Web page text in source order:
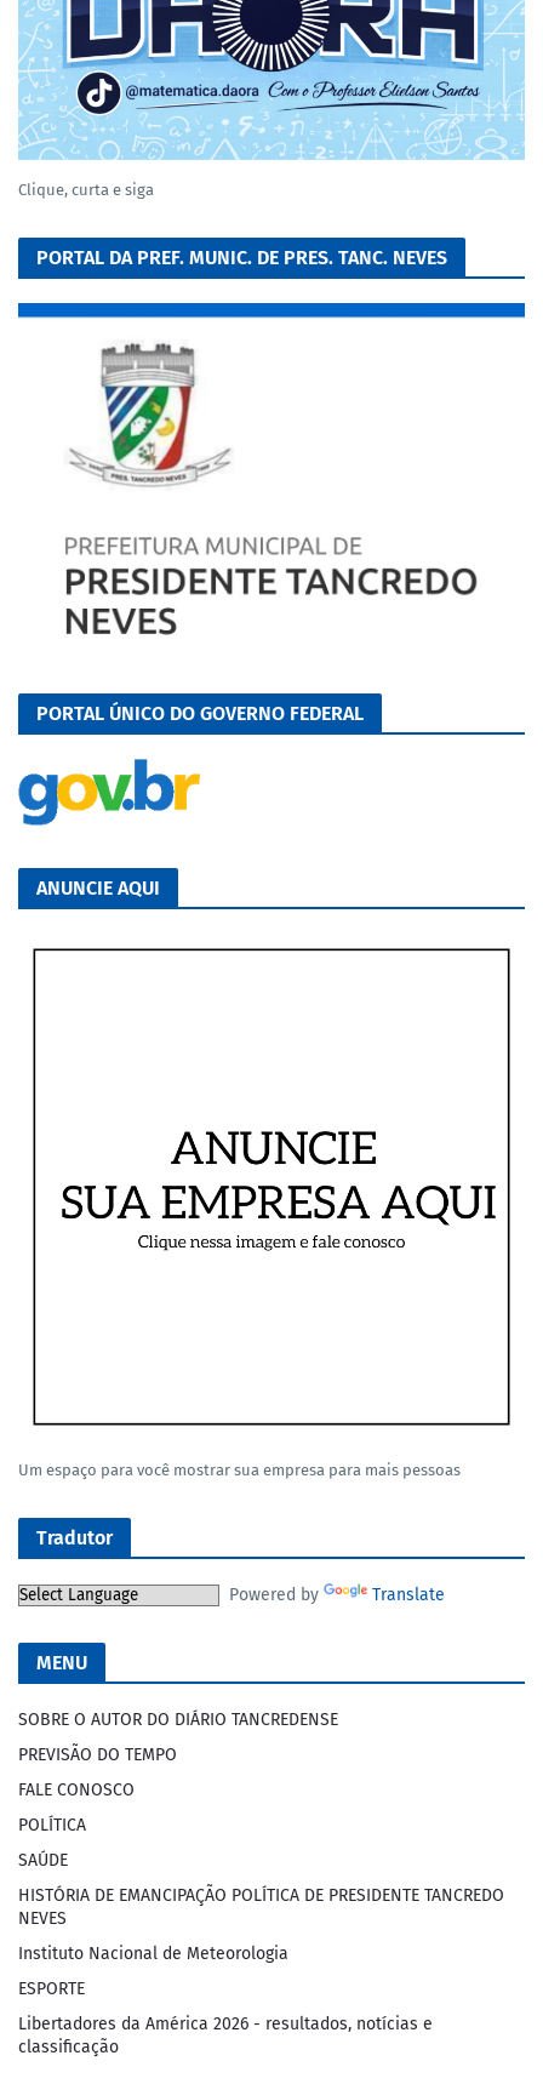
Clique, curta e siga
PORTAL DA PREF. MUNIC. DE PRES. TANC. NEVES
PORTAL ÚNICO DO GOVERNO FEDERAL
ANUNCIE AQUI
Um espaço para você mostrar sua empresa para mais pessoas
Tradutor
Powered by Translate
MENU
SOBRE O AUTOR DO DIÁRIO TANCREDENSE
PREVISÃO DO TEMPO
FALE CONOSCO
POLÍTICA
SAÚDE
HISTÓRIA DE EMANCIPAÇÃO POLÍTICA DE PRESIDENTE TANCREDO
NEVES
Instituto Nacional de Meteorologia
ESPORTE
Libertadores da América 2026 - resultados, notícias e
classificação